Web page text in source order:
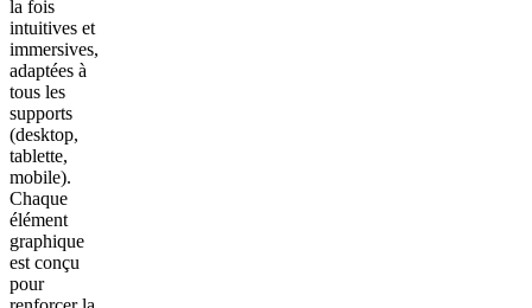
la fois
intuitives et
immersives,
adaptées à
tous les
supports
(desktop,
tablette,
mobile).
Chaque
élément
graphique
est conçu
pour